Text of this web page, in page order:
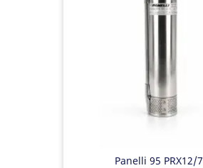
Panelli 95 PRX12/7